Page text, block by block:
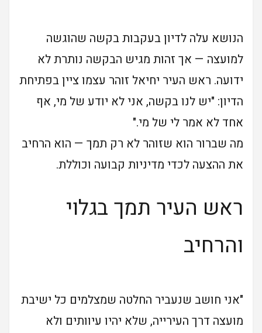
הנושא עלה לדיון בעקבות בקשה שהוגשה
למועצה — אך זהות מגיש הבקשה נותרת לא
ידועה. ראש העיר יחיאל זוהר עצמו ציין בפתיחת
הדיון: "יש לנו בקשה, אני לא יודע של מי, אף
אחד לא אמר לי של מי."
מה שברור הוא שזוהר לא רק תמך — הוא הרחיב
את ההצעה לכדי מדיניות קבועה וכוללת.
ראש העיר תמך בגלוי
והרחיב
"אני חושב שנעביר החלטה שמצלמים כל ישיבת
מועצה דרך העירייה, שלא יהיו עיוותים ולא